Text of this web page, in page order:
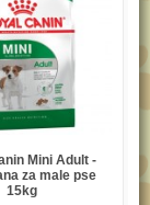
Mini Adult -
za male pse
15kg